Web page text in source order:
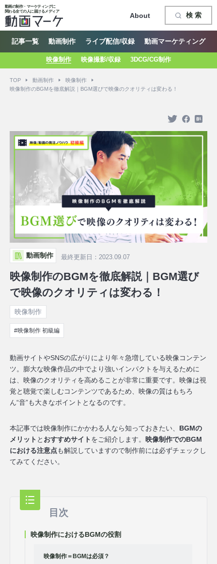
検 索
動画の制作・マーケティングに
関わる全ての人に届けるメディア
記事一覧 動画制作 ライブ配信/収録 動画マーケティング
About
映像制作 映像撮影/収録 3DCG/CG制作
TOP 動画制作
映像制作
映像制作のBGMを徹底解説｜BGM選びで映像のクオリティは変わる！
動画制作 最終更新日：2023.09.07
映像制作のBGMを徹底解説｜BGM選び
で映像のクオリティは変わる！
映像制作
#映像制作 初級編
動画サイトやSNSの広がりにより年々急増している映像コンテン
ツ。 膨大な映像作品の中でより強いインパクトを与えるために
は、 映像のクオリティを高めることが非常に重要です。 映像は視
覚と聴覚で楽しむコンテンツであるため、映像の質はもちろ
ん“音”も大きなポイントとなるのです。
本記事では映像制作にかかわる人なら知っておきたい、 BGMの
メリット と おすすめサイトをご紹介します。 映像制作でのBGM
における注意点も解説していますので制作前には必ずチェックし
てみてください。
目次
映像制作におけるBGMの役割
映像制作＝BGMは必須？